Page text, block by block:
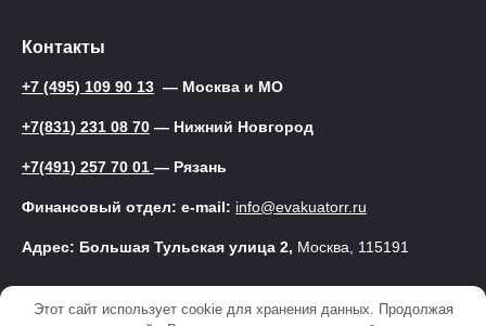
Контакты
+7 (495) 109 90 13 — Москва и МО
+7(831) 231 08 70 — Нижний Новгород
+7(491) 257 70 01 — Рязань
Финансовый отдел: e-mail: info@evakuatorr.ru
Адрес: Большая Тульская улица 2, Москва, 115191
© 2025 Эвакуатор
Этот сайт использует cookie для хранения данных. Продолжая